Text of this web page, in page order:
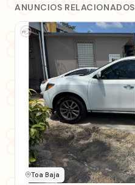
ANUNCIOS RELACIONADOS
Toa Baja